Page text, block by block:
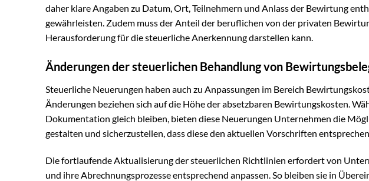
daher klare Angaben zu Datum, Ort, Teilnehmern und Anlass der Bewirtung
gewährleisten. Zudem muss der Anteil der beruflichen von der privaten
Herausforderung für die steuerliche Anerkennung darstellen kann.
Änderungen der steuerlichen Behandlung von
Steuerliche Neuerungen haben auch zu Anpassungen im Bereich
Änderungen beziehen sich auf die Höhe der absetzbaren Bewirtungskosten.
Dokumentation gleich bleiben, bieten diese Neuerungen Unternehmen die
gestalten und sicherzustellen, dass diese den aktuellen Vorschriften
Die fortlaufende Aktualisierung der steuerlichen Richtlinien erfordert von
und ihre Abrechnungsprozesse entsprechend anpassen. So bleiben sie in